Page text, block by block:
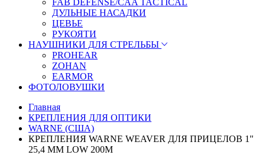
FAB DEFENSE/CAA TACTICAL
ДУЛЬНЫЕ НАСАДКИ
ЦЕВЬЕ
РУКОЯТИ
НАУШНИКИ ДЛЯ СТРЕЛЬБЫ
PROHEAR
ZOHAN
EARMOR
ФОТОЛОВУШКИ
Главная
КРЕПЛЕНИЯ ДЛЯ ОПТИКИ
WARNE (США)
КРЕПЛЕНИЯ WARNE WEAVER ДЛЯ ПРИЦЕЛОВ 1"
25,4 ММ LOW 200M